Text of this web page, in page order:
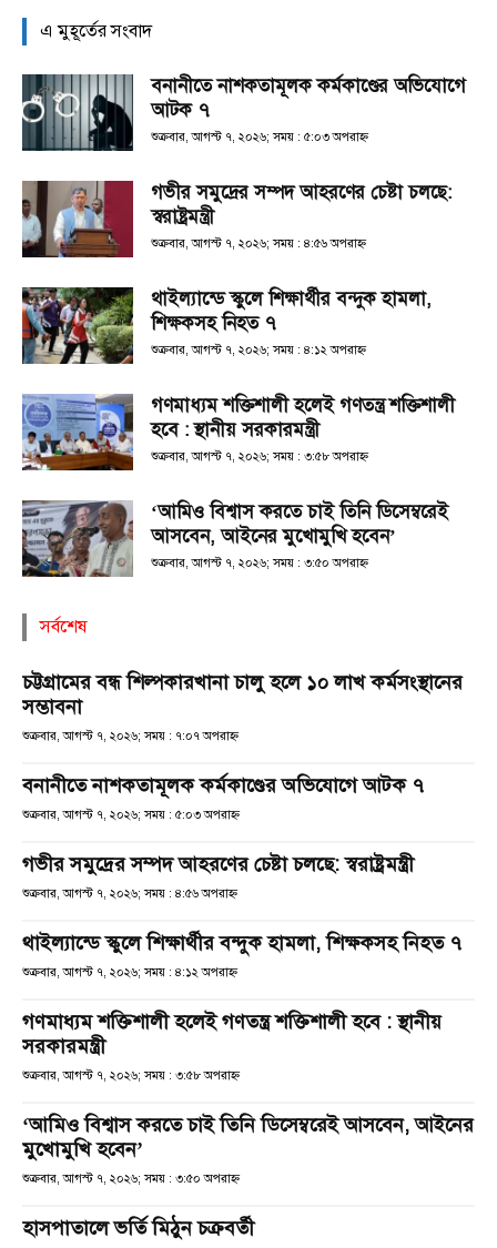
এ মুহূর্তের সংবাদ
বনানীতে নাশকতামূলক কর্মকাণ্ডের অভিযোগে
আটক ৭
শুক্রবার, আগস্ট ৭, ২০২৬; সময় : ৫:০৩ অপরাহ্ণ
গভীর সমুদ্রের সম্পদ আহরণের চেষ্টা চলছে:
স্বরাষ্ট্রমন্ত্রী
শুক্রবার, আগস্ট ৭, ২০২৬; সময় : ৪:৫৬ অপরাহ্ণ
থাইল্যান্ডে স্কুলে শিক্ষার্থীর বন্দুক হামলা,
শিক্ষকসহ নিহত ৭
শুক্রবার, আগস্ট ৭, ২০২৬; সময় : ৪:১২ অপরাহ্ণ
গণমাধ্যম শক্তিশালী হলেই গণতন্ত্র শক্তিশালী
হবে : স্থানীয় সরকারমন্ত্রী
শুক্রবার, আগস্ট ৭, ২০২৬; সময় : ৩:৫৮ অপরাহ্ণ
‘আমিও বিশ্বাস করতে চাই তিনি ডিসেম্বরেই
আসবেন, আইনের মুখোমুখি হবেন’
শুক্রবার, আগস্ট ৭, ২০২৬; সময় : ৩:৫০ অপরাহ্ণ
সর্বশেষ
চট্টগ্রামের বন্ধ শিল্পকারখানা চালু হলে ১০ লাখ কর্মসংস্থানের
সম্ভাবনা
শুক্রবার, আগস্ট ৭, ২০২৬; সময় : ৭:০৭ অপরাহ্ণ
বনানীতে নাশকতামূলক কর্মকাণ্ডের অভিযোগে আটক ৭
শুক্রবার, আগস্ট ৭, ২০২৬; সময় : ৫:০৩ অপরাহ্ণ
গভীর সমুদ্রের সম্পদ আহরণের চেষ্টা চলছে: স্বরাষ্ট্রমন্ত্রী
শুক্রবার, আগস্ট ৭, ২০২৬; সময় : ৪:৫৬ অপরাহ্ণ
থাইল্যান্ডে স্কুলে শিক্ষার্থীর বন্দুক হামলা, শিক্ষকসহ নিহত ৭
শুক্রবার, আগস্ট ৭, ২০২৬; সময় : ৪:১২ অপরাহ্ণ
গণমাধ্যম শক্তিশালী হলেই গণতন্ত্র শক্তিশালী হবে : স্থানীয়
সরকারমন্ত্রী
শুক্রবার, আগস্ট ৭, ২০২৬; সময় : ৩:৫৮ অপরাহ্ণ
‘আমিও বিশ্বাস করতে চাই তিনি ডিসেম্বরেই আসবেন, আইনের
মুখোমুখি হবেন’
শুক্রবার, আগস্ট ৭, ২০২৬; সময় : ৩:৫০ অপরাহ্ণ
হাসপাতালে ভর্তি মিঠুন চক্রবর্তী